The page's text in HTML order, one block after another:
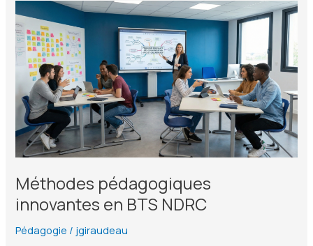
stages
de
BTS
NDRC
Guide
pour
les
étudiants
Méthodes pédagogiques
innovantes en BTS NDRC
Pédagogie / jgiraudeau